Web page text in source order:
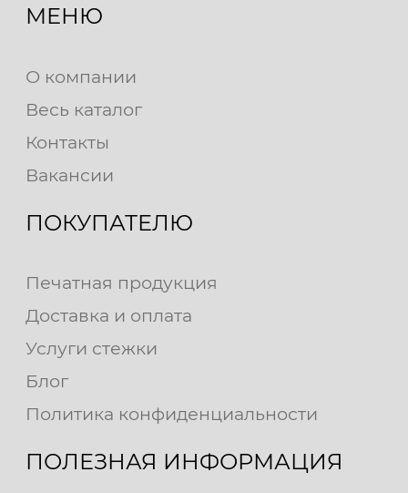
МЕНЮ
О компании
Весь каталог
Контакты
Вакансии
ПОКУПАТЕЛЮ
Печатная продукция
Доставка и оплата
Услуги стежки
Блог
Политика конфиденциальности
ПОЛЕЗНАЯ ИНФОРМАЦИЯ